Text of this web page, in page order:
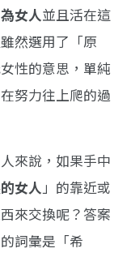
女人並且活在這
然選用了「原
性的意思，單純
努力往上爬的過
來說，如果手中
女人」的靠近或
來交換呢？答案
詞彙是「希